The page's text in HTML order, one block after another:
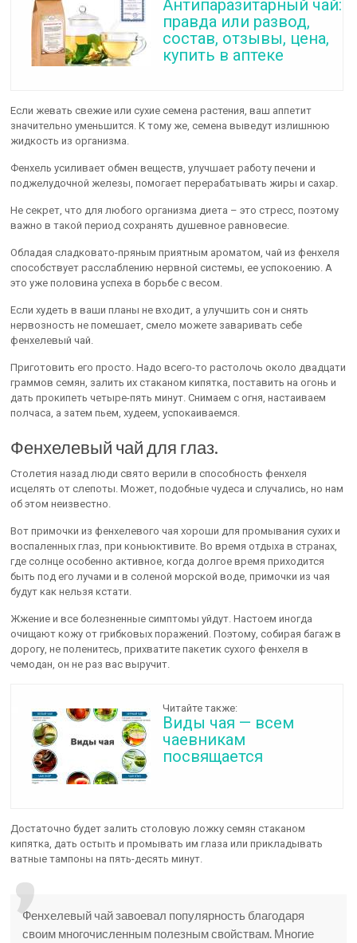
Антипаразитарный чай:
правда или развод,
состав, отзывы, цена,
купить в аптеке
Если жевать свежие или сухие семена растения, ваш аппетит
значительно уменьшится. К тому же, семена выведут излишнюю
жидкость из организма.
Фенхель усиливает обмен веществ, улучшает работу печени и
поджелудочной железы, помогает перерабатывать жиры и сахар.
Не секрет, что для любого организма диета – это стресс, поэтому
важно в такой период сохранять душевное равновесие.
Обладая сладковато-пряным приятным ароматом, чай из фенхеля
способствует расслаблению нервной системы, ее успокоению. А
это уже половина успеха в борьбе с весом.
Если худеть в ваши планы не входит, а улучшить сон и снять
нервозность не помешает, смело можете заваривать себе
фенхелевый чай.
Приготовить его просто. Надо всего-то растолочь около двадцати
граммов семян, залить их стаканом кипятка, поставить на огонь и
дать прокипеть четыре-пять минут. Снимаем с огня, настаиваем
полчаса, а затем пьем, худеем, успокаиваемся.
Фенхелевый чай для глаз.
Столетия назад люди свято верили в способность фенхеля
исцелять от слепоты. Может, подобные чудеса и случались, но нам
об этом неизвестно.
Вот примочки из фенхелевого чая хороши для промывания сухих и
воспаленных глаз, при коньюктивите. Во время отдыха в странах,
где солнце особенно активное, когда долгое время приходится
быть под его лучами и в соленой морской воде, примочки из чая
будут как нельзя кстати.
Жжение и все болезненные симптомы уйдут. Настоем иногда
очищают кожу от грибковых поражений. Поэтому, собирая багаж в
дорогу, не поленитесь, прихватите пакетик сухого фенхеля в
чемодан, он не раз вас выручит.
Читайте также:
Виды чая — всем
чаевникам
посвящается
Достаточно будет залить столовую ложку семян стаканом
кипятка, дать остыть и промывать им глаза или прикладывать
ватные тампоны на пять-десять минут.
Фенхелевый чай завоевал популярность благодаря
своим многочисленным полезным свойствам. Многие